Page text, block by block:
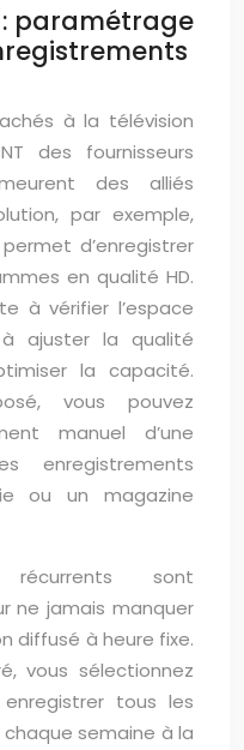
: paramétrage
à la télévision
des fournisseurs
des alliés
par exemple,
d’enregistrer
en qualité HD.
à vérifier l’espace
ajuster la qualité
la capacité.
vous pouvez
manuel d’une
enregistrements
ou un magazine
récurrents sont
ne jamais manquer
diffusé à heure fixe.
vous sélectionnez
enregistrer tous les
semaine à la